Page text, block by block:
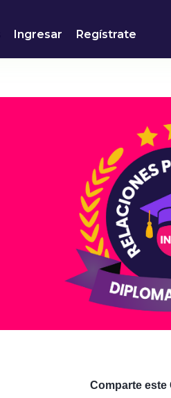
Ingresar Regístrate
Comparte este